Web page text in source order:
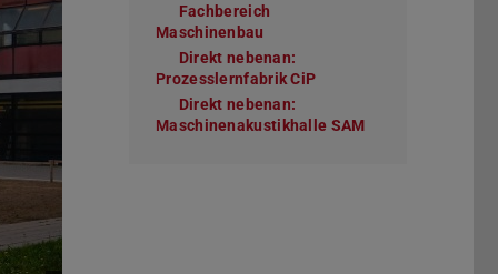
Fachbereich
Maschinenbau
Direkt nebenan:
Prozesslernfabrik CiP
Direkt nebenan:
Maschinenakustikhalle SAM